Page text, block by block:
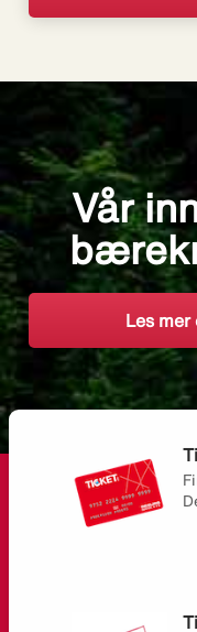
Vår
Les